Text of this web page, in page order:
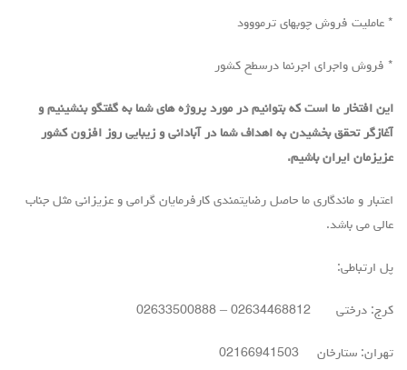
* عاملیت فروش چوبهای ترمووود
* فروش واجرای اجرنما درسطح کشور
این افتخار ما است که بتوانیم در مورد پروژه های شما به گفتگو بنشینیم و
آغازگر تحقق بخشیدن به اهداف شما در آبادانی و زیبایی روز افزون کشور
عزیزمان ایران باشیم.
اعتبار و ماندگاری ما حاصل رضایتمندی کارفرمایان گرامی و عزیزانی مثل جناب
عالی می باشد.
پل ارتباطی:
کرج: درختی 02634468812 – 02633500888
تهران: ستارخان 02166941503